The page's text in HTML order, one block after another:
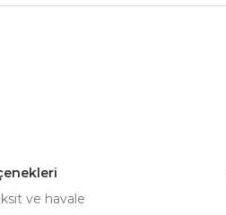
ve havale